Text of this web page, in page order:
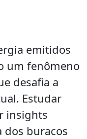
emitidos
um fenômeno
desafia a
Estudar
insights
dos buracos